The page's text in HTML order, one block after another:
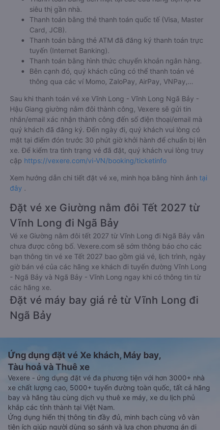
siêu thị gần nhà.
Thanh toán bằng thẻ thanh toán quốc tế (Visa, Master
Card, JCB).
Thanh toán bằng thẻ ATM đã đăng ký thanh toán trực
tuyến (Internet Banking).
Thanh toán bằng hình thức chuyển khoản ngân hàng.
Bên cạnh đó, quý khách cũng có thể thanh toán vé
thông qua các ví Momo, ZaloPay, AirPay, VNPay,…
Sau khi thanh toán vé xe Vĩnh Long - Vĩnh Long Ngã Bảy -
Hậu Giang giường nằm đôi thành công, Vexere sẽ gửi tin
nhắn/email xác nhận thành công đến số điện thoại/email mà
quý khách đã đăng ký. Đến ngày đi, quý khách vui lòng có
mặt tại điểm đón trước 30 phút giờ khởi hành để chuẩn bị lên
xe. Để kiểm tra tình trạng vé đã đặt, quý khách vui lòng truy
cập https://vexere.com/vi-VN/booking/ticketinfo
Xem hướng dẫn chi tiết đặt vé xe, minh họa bằng hình ảnh tại
đây .
Đặt vé xe Giường nằm đôi Tết 2027 từ
Vĩnh Long đi Ngã Bảy
Vé xe Giường nằm đôi tết 2027 từ Vĩnh Long đi Ngã Bảy vẫn
chưa được công bố. Vexere.com sẽ sớm thông báo cho các
bạn thông tin vé xe Tết 2027 bao gồm giá vé, lịch trình, ngày
giờ bán vé của các hãng xe khách đi tuyến đường Vĩnh Long
- Ngã Bảy và Ngã Bảy - Vĩnh Long ngay khi có thông tin từ
các hãng xe.
Đặt vé máy bay giá rẻ từ Vĩnh Long đi
Ngã Bảy
Ứng dụng đặt vé Xe khách, Máy bay,
Tàu hoả và Thuê xe
Vexere - ứng dụng đặt vé đa phương tiện với hơn 3000+ nhà
xe chất lượng cao, 5000+ tuyến đường toàn quốc, tất cả hãng
bay và hãng tàu cùng dịch vụ thuê xe máy, xe du lịch phủ
khắp các tỉnh thành tại Việt Nam.
Ứng dụng hiển thị thông tin đầy đủ, minh bạch cùng vô vàn
tiện ích giúp người dùng so sánh và lựa chọn phương án di